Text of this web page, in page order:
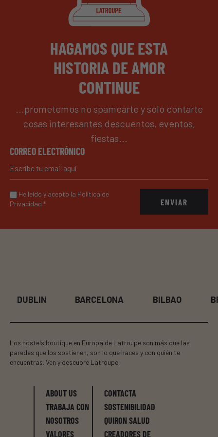
HAGAMOS QUE ESTA
HISTORIA DE AMOR
CONTINUE
...prometemos no spamearte y solo contarte
cosas interesantes descuentos, eventos,
fiestas...
CORREO ELECTRÓNICO
ENVIAR
He leído y acepto la Política de
Privacidad *
DUBLIN BARCELONA BILBAO
Los hostels boutique en Europa de Latroupe son más que las
paredes que los sostienen, son lo que haces y con quién te
encuentras. Ven y descubre Latroupe.
ABOUT US
TRABAJA CON
NOSOTROS
VALORES
CONTACTA
SOSTENIBILIDAD
QUIRON SALUD
CREADORES DE